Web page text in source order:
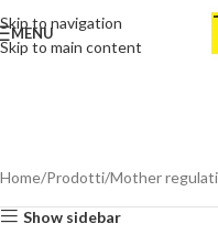
Skip to navigation
Skip to main content
MENU
Home Prodotti Mother
Show sidebar